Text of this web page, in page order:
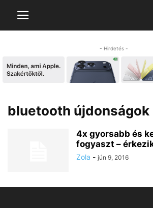
- Hirdetés -
bluetooth újdonságok
4x gyorsabb és
fogyaszt –
Zola - jún 9, 2016